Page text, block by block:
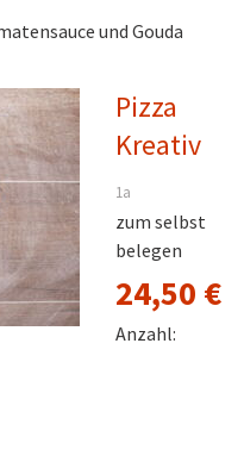
und Gouda
Pizza
Kreativ
1a
zum selbst
belegen
24,50 €
Anzahl: